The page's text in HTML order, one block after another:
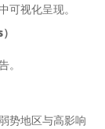
视化呈现。
势地区与高影响